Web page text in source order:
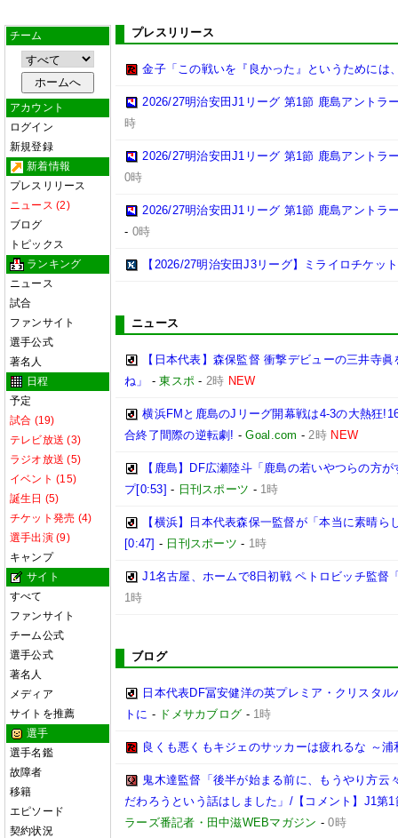
チーム
アカウント
ログイン
新規登録
新着情報
プレスリリース
ニュース (2)
ブログ
トピックス
ランキング
ニュース
試合
ファンサイト
選手公式
著名人
日程
予定
試合 (19)
テレビ放送 (3)
ラジオ放送 (5)
イベント (15)
誕生日 (5)
チケット発売 (4)
選手出演 (9)
キャンプ
サイト
すべて
ファンサイト
チーム公式
選手公式
著名人
メディア
サイトを推薦
選手
選手名鑑
故障者
移籍
エピソード
契約状況
プレスリリース
金子「この戦いを『良かった』というためには
2026/27明治安田J1リーグ 第1節 鹿島アントラ
時
2026/27明治安田J1リーグ 第1節 鹿島アントラ
0時
2026/27明治安田J1リーグ 第1節 鹿島アントラ
- 0時
【2026/27明治安田J3リーグ】ミライロチケッ
ニュース
【日本代表】森保監督 衝撃デビューの三井寺
ね」
-東スポ - 2時 NEW
横浜FMと鹿島のJリーグ開幕戦は4-3の大熱狂
合終了間際の逆転劇! -Goal.com -2時 NEW
【鹿島】DF広瀬陸斗「鹿島の若いやつらの方
プ[0:53] - 日刊スポーツ - 1時
【横浜】日本代表森保一監督が「本当に素晴
[0:47] - 日刊スポーツ - 1時
J1名古屋、ホームで8日初戦 ペトロビッチ監督
1時
ブログ
日本代表DF冨安健洋の英プレミア・クリスタ
トに - ドメサカブログ - 1時
良くも悪くもキジェのサッカーは疲れるな ～
鬼木達監督「後半が始まる前に、もうやり方
だわろうという話はしました」/【コメント】J1第
ラーズ番記者・田中滋WEBマガジン -0時